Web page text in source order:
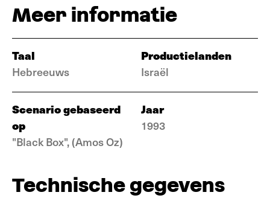
Meer informatie
Taal
Hebreeuws
Productielanden
Israël
Scenario gebaseerd
op
"Black Box", (Amos Oz)
Jaar
1993
Technische gegevens